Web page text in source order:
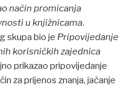
način promicanja
u knjižnicama.
skupa bio je Pripovijedanje
korisničkih zajednica
prikazao pripovijedanje
za prijenos znanja, jačanje